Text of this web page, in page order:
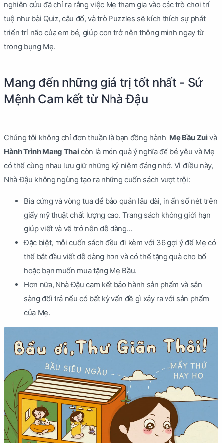
nghiên cứu đã chỉ ra rằng việc Mẹ tham gia vào các trò chơi trí
tuệ như bài Quiz, câu đố, và trò Puzzles sẽ kích thích sự phát
triển trí não của em bé, giúp con trở nên thông minh ngay từ
trong bụng Mẹ.
Mang đến những giá trị tốt nhất - Sứ
Mệnh Cam kết từ Nhà Đậu
Chúng tôi không chỉ đơn thuần là bạn đồng hành, Mẹ Bầu Zuivà
Hành Trình Mang Thaicòn là món quà ý nghĩa để bé yêu và Mẹ
có thể cùng nhau lưu giữ những kỷ niệm đáng nhớ. Vì điều này,
Nhà Đậu không ngừng tạo ra những cuốn sách vượt trội:
Bìa cứng và vòng tua để bảo quản lâu dài, in ấn số nét trên
giấy mỹ thuật chất lượng cao. Trang sách không giới hạn
giúp viết và vẽ trở nên dễ dàng...
Đặc biệt, mỗi cuốn sách đều đi kèm với 36 gợi ý để Mẹ có
thể bắt đầu viết dễ dàng hơn và có thể tặng quà cho bố
hoặc bạn muốn mua tặng Mẹ Bầu.
Hơn nữa, Nhà Đậu cam kết bảo hành sản phẩm và sẵn
sàng đổi trả nếu có bất kỳ vấn đề gì xảy ra với sản phẩm
của Mẹ.